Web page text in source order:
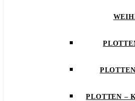
PLOTTEN –